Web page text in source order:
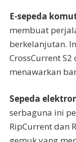
E-sepeda
membuat
berkelanjutan.
CrossCurrent S2
menawarkan
Sepeda
serbaguna ini
RipCurrent dan